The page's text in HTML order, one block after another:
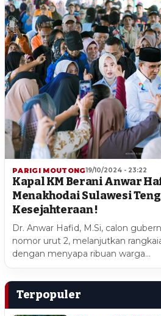
PARIGI MOUTONG19/10/2024 - 23:22
Kapal KM Berani Anwar
Menakhodai Sulawesi
Kesejahteraan !
Dr. Anwar Hafid, M.Si, calon
nomor urut 2, melanjutkan
dengan menyapa ribuan warga…
Terpopuler